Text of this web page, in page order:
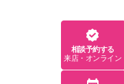
相談予約する
来店・オンライン